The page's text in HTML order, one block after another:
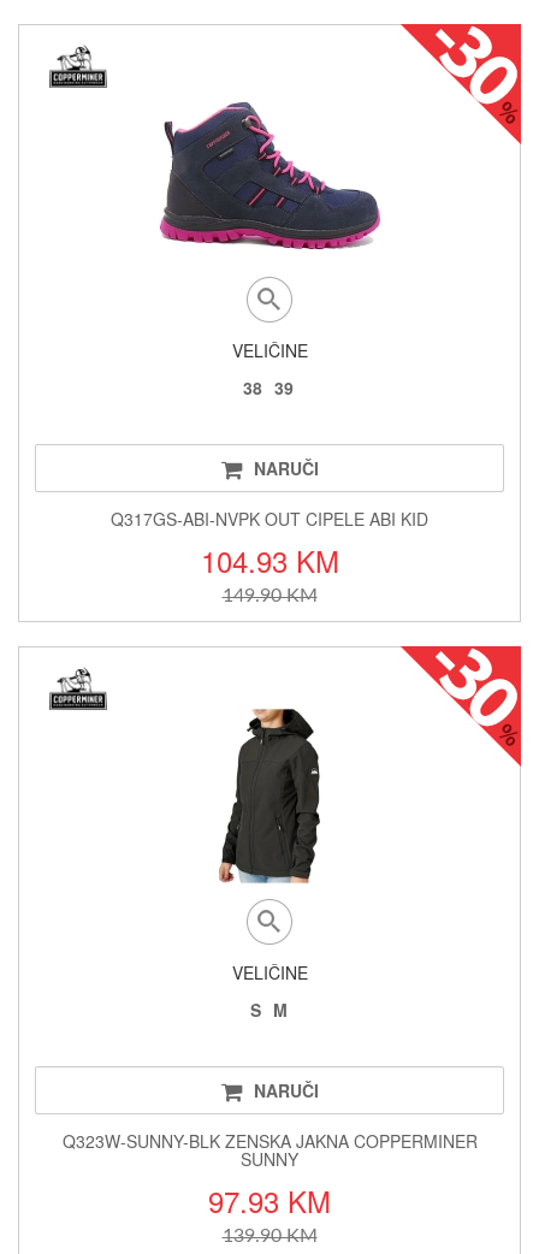
VELIČINE
38 39
NARUČI
Q317GS-ABI-NVPK OUT CIPELE ABI KID
104.93 KM
149.90 KM
VELIČINE
S M
NARUČI
Q323W-SUNNY-BLK ZENSKA JAKNA COPPERMINER
SUNNY
97.93 KM
139.90 KM